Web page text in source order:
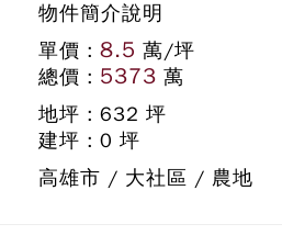
物件簡介說明
單價 : 8.5 萬/坪
總價 : 5373 萬
地坪 : 632 坪
建坪 : 0 坪
高雄市 / 大社區 / 農地